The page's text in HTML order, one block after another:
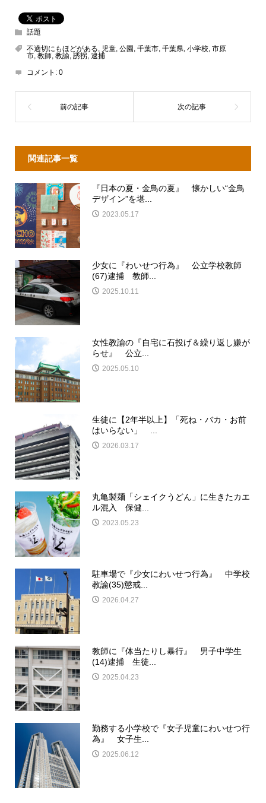
話題
不適切にもほどがある, 児童, 公園 , 千葉市, 千葉県, 小学校, 市原
市, 教師, 教諭, 誘拐, 逮捕
コメント: 0
関連記事一覧
『日本の夏・金鳥の夏』 懐かしい“金鳥
デザイン”を堪...
2023.05.17
少女に『わいせつ行為』 公立学校教師
(67)逮捕 教師...
2025.10.11
女性教諭の『自宅に石投げ＆繰り返し嫌が
らせ』 公立...
2025.05.10
生徒に【2年半以上】「死ね・バカ・お前
はいらない」 ...
2026.03.17
丸亀製麺「シェイクうどん」に生きたカエ
ル混入 保健...
2023.05.23
駐車場で『少女にわいせつ行為』 中学校
教諭(35)懲戒...
2026.04.27
教師に『体当たりし暴行』 男子中学生
(14)逮捕 生徒...
2025.04.23
勤務する小学校で『女子児童にわいせつ行
為』 女子生...
2025.06.12